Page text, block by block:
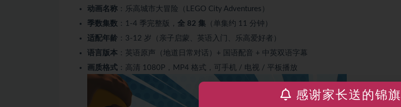
动画名称 ：乐高城市大冒险（LEGO City Adventures）
季数集数 ：1-4 季完整版， 全 82 集 （单集约 11 分钟）
适配年龄 ：3-12 岁（亲子启蒙、英语入门、乐高爱好者）
语言版本 ：英语原声（地道日常对话）+ 国语配音 + 中英双语字幕
画质格式 ：高清 1080P，MP4 格式，可手机 / 电视 / 平板播放
感谢家长送的锦旗